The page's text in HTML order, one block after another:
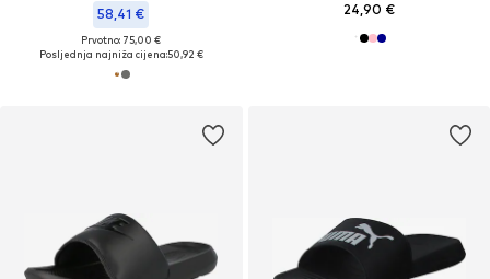
58,41 €
Prvotno: 75,00 €
Posljednja najniža cijena:50,92 €
24,90 €